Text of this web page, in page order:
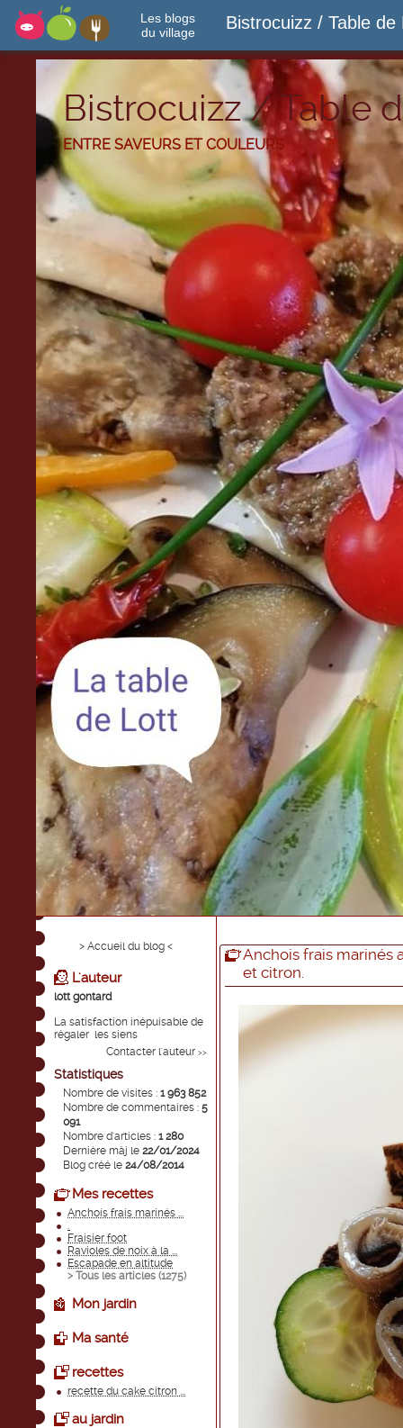
Les blogs
du village
Bistrocuizz / Table de
Bistrocuizz / Table
ENTRE SAVEURS ET COULEURS
> Accueil du blog <
L'auteur
lott gontard
La satisfaction inépuisable de
régaler les siens
Contacter l'auteur >>
Statistiques
Nombre de visites : 1 963 852
Nombre de commentaires : 5
091
Nombre d'articles : 1 280
Dernière màj le 22/01/2024
Blog créé le 24/08/2014
Mes recettes
Anchois frais marinés ...
.
Fraisier foot
Ravioles de noix à la ...
Escapade en altitude
> Tous les articles (1275)
Mon jardin
Ma santé
recettes
recette du cake citron ...
au jardin
Anchois frais marinés
et citron.